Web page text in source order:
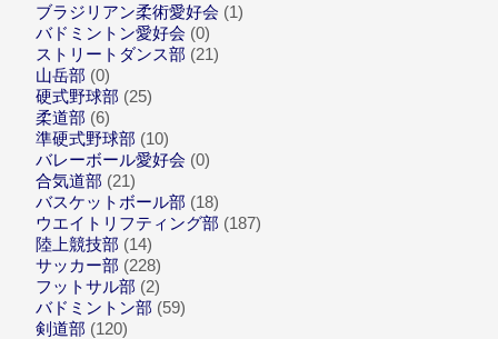
ブラジリアン柔術愛好会 (1)
バドミントン愛好会 (0)
ストリートダンス部 (21)
山岳部 (0)
硬式野球部 (25)
柔道部 (6)
準硬式野球部 (10)
バレーボール愛好会 (0)
合気道部 (21)
バスケットボール部 (18)
ウエイトリフティング部 (187)
陸上競技部 (14)
サッカー部 (228)
フットサル部 (2)
バドミントン部 (59)
剣道部 (120)